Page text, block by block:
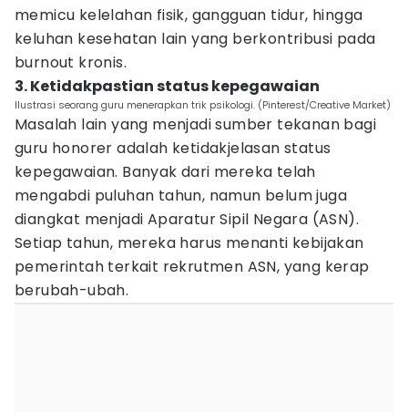
memicu kelelahan fisik, gangguan tidur, hingga
keluhan kesehatan lain yang berkontribusi pada
burnout kronis.
3. Ketidakpastian status kepegawaian
Ilustrasi seorang guru menerapkan trik psikologi. (Pinterest/Creative Market)
Masalah lain yang menjadi sumber tekanan bagi
guru honorer adalah ketidakjelasan status
kepegawaian. Banyak dari mereka telah
mengabdi puluhan tahun, namun belum juga
diangkat menjadi Aparatur Sipil Negara (ASN).
Setiap tahun, mereka harus menanti kebijakan
pemerintah terkait rekrutmen ASN, yang kerap
berubah-ubah.